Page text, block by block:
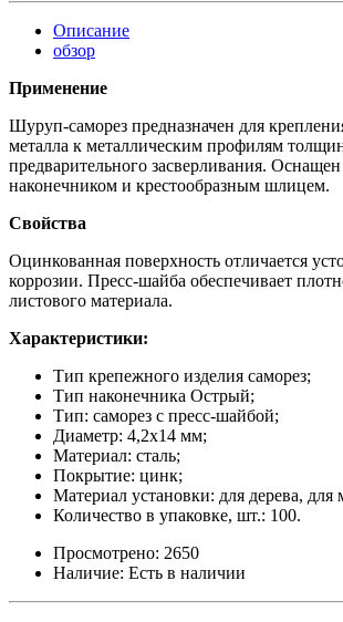
Описание
обзор
Применение
Шуруп-саморез предназначен для
металла к металлическим профилям
предварительного засверливания.
наконечником и крестообразным шлицем.
Свойства
Оцинкованная поверхность отличается
коррозии. Пресс-шайба обеспечивает
листового материала.
Характеристики:
Тип крепежного изделия саморез;
Тип наконечника Острый;
Тип: саморез с пресс-шайбой;
Диаметр: 4,2x14 мм;
Материал: сталь;
Покрытие: цинк;
Материал установки: для дерева, для
Количество в упаковке, шт.: 100.
Просмотрено: 2650
Наличие: Есть в наличии